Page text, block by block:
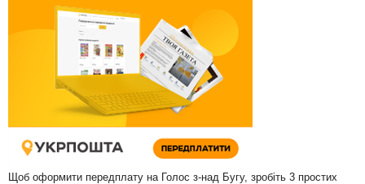
Щоб оформити передплату на Голос з-над Бугу, зробіть 3 простих